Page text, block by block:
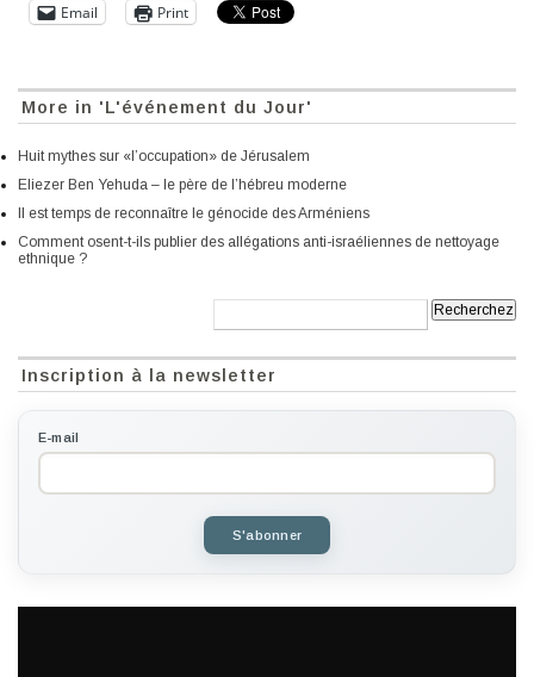
Email Print
More in 'L'événement du Jour'
Huit mythes sur «l’occupation» de Jérusalem
Eliezer Ben Yehuda – le père de l’hébreu moderne
Il est temps de reconnaître le génocide des Arméniens
Comment osent-t-ils publier des allégations anti-israéliennes de nettoyage
ethnique ?
Inscription à la newsletter
E-mail
S'abonner